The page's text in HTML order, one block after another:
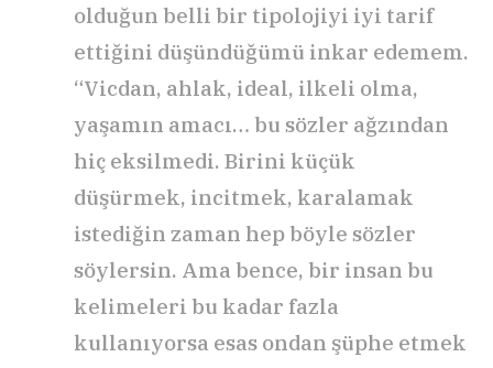
olduğun belli bir tipolojiyi iyi tarif
ettiğini düşündüğümü inkar edemem.
“Vicdan, ahlak, ideal, ilkeli olma,
yaşamın amacı… bu sözler ağzından
hiç eksilmedi. Birini küçük
düşürmek, incitmek, karalamak
istediğin zaman hep böyle sözler
söylersin. Ama bence, bir insan bu
kelimeleri bu kadar fazla
kullanıyorsa esas ondan şüphe etmek